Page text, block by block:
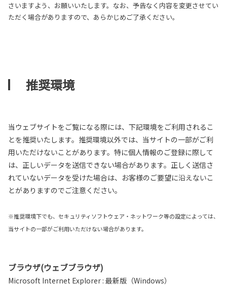
さいますよう、お願いいたします。なお、予告なく内容を変更させてい
ただく場合がありますので、あらかじめご了承ください。
推奨環境
当ウェブサイトをご覧になる際には、下記環境をご利用されるこ
とを推奨いたします。推奨環境以外では、当サイトの一部がご利
用いただけないことがあります。特に個人情報のご登録に際して
は、正しいデータを送信できない場合があります。正しく送信さ
れていないデータを受けた場合は、お客様のご要望に沿えないこ
とがありますのでご注意ください。
※推奨環境下でも、セキュリティソフトウェア・ネットワーク等の設定によっては、
当サイトの一部がご利用いただけない場合があります。
ブラウザ(ウェブブラウザ)
Microsoft Internet Explorer : 最新版（Windows）